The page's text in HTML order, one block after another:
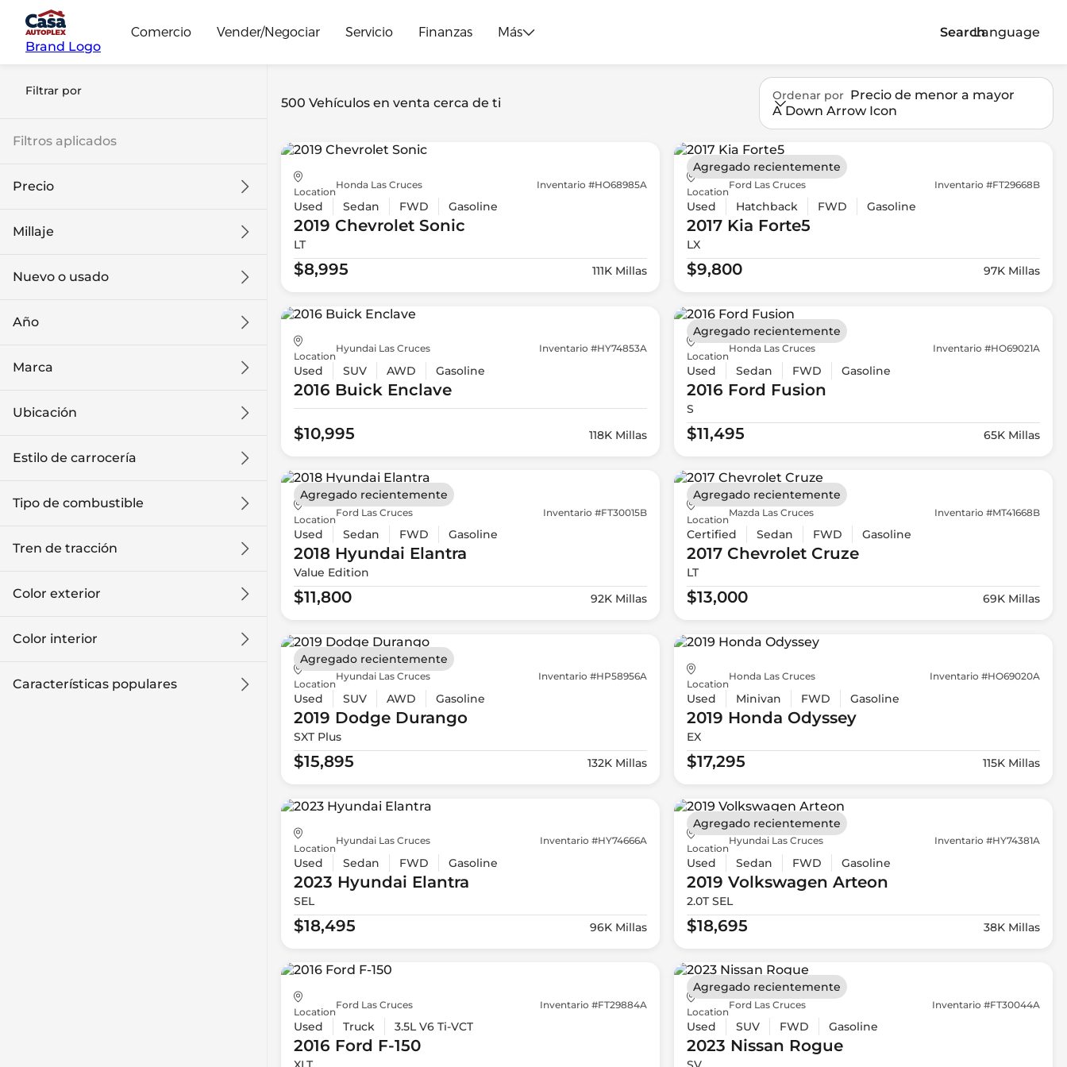
Brand Logo
Comercio Vender/Negociar Servicio Finanzas Más SearchLanguage
Filtrar por
Filtros aplicados
Precio
Millaje
Nuevo o usado
Año
Marca
Ubicación
Estilo de carrocería
Tipo de combustible
Tren de tracción
Color exterior
Color interior
Características populares
500 Vehículos en venta cerca de ti Ordenar por Precio de menor a mayor
A Down Arrow Icon
Location
Honda Las Cruces Inventario #HO68985A
Used Sedan FWD Gasoline
2019 ChevroletSonic
LT
$8,995 111K Millas
Location
Ford Las Cruces Inventario #FT29668B
Used Hatchback FWD Gasoline
2017 Kia Forte5
LX
$9,800 97K Millas
Agregado recientemente
Location
Hyundai Las Cruces Inventario #HY74853A
Used SUV AWD Gasoline
2016 Buick Enclave
$10,995 118K Millas
Location
Honda Las Cruces Inventario #HO69021A
Used Sedan FWD Gasoline
2016 Ford Fusion
S
$11,495 65K Millas
Agregado recientemente
Location
Ford Las Cruces Inventario #FT30015B
Used Sedan FWD Gasoline
2018 Hyundai Elantra
Value Edition
$11,800 92K Millas
Agregado recientemente
Location
Mazda Las Cruces Inventario #MT41668B
Certified Sedan FWD Gasoline
2017 ChevroletCruze
LT
$13,000 69K Millas
Agregado recientemente
Location
Hyundai Las Cruces Inventario #HP58956A
Used SUV AWD Gasoline
2019 DodgeDurango
SXT Plus
$15,895 132K Millas
Agregado recientemente
Location
Honda Las Cruces Inventario #HO69020A
Used Minivan FWD Gasoline
2019 Honda Odyssey
EX
$17,295 115K Millas
Location
Hyundai Las Cruces Inventario #HY74666A
Used Sedan FWD Gasoline
2023 Hyundai Elantra
SEL
$18,495 96K Millas
Location
Hyundai Las Cruces Inventario #HY74381A
Used Sedan FWD Gasoline
2019 Volkswagen Arteon
2.0T SEL
$18,695 38K Millas
Agregado recientemente
Location
Ford Las Cruces Inventario #FT29884A
Used Truck 3.5L V6 Ti-VCT
2016 Ford F-150
Location
Ford Las Cruces Inventario #FT30044A
Used SUV FWD Gasoline
2023 Nissan Rogue
Agregado recientemente